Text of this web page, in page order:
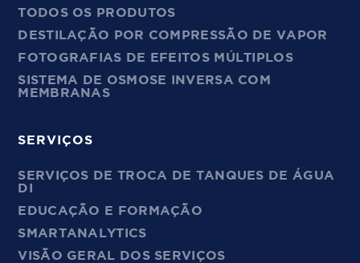
TODOS OS PRODUTOS
DESTILAÇÃO POR COMPRESSÃO DE VAPOR
FOTOGRAFIAS DE EFEITOS MÚLTIPLOS
SISTEMA DE OSMOSE INVERSA COM
MEMBRANAS
SERVIÇOS
SERVIÇOS DE TROCA DE TANQUES DE ÁGUA
DI
EDUCAÇÃO E FORMAÇÃO
SMARTANALYTICS
VISÃO GERAL DOS SERVIÇOS